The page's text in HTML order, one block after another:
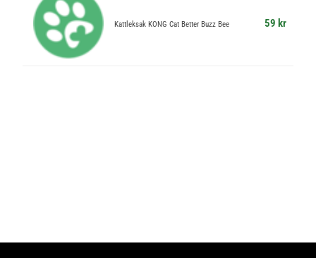
Kattleksak KONG Cat Better Buzz Bee 59 kr